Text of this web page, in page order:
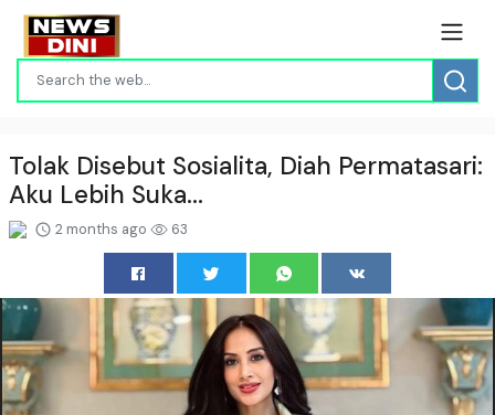
Tolak Disebut Sosialita, Diah Permatasari:
Aku Lebih Suka...
2 months ago 63